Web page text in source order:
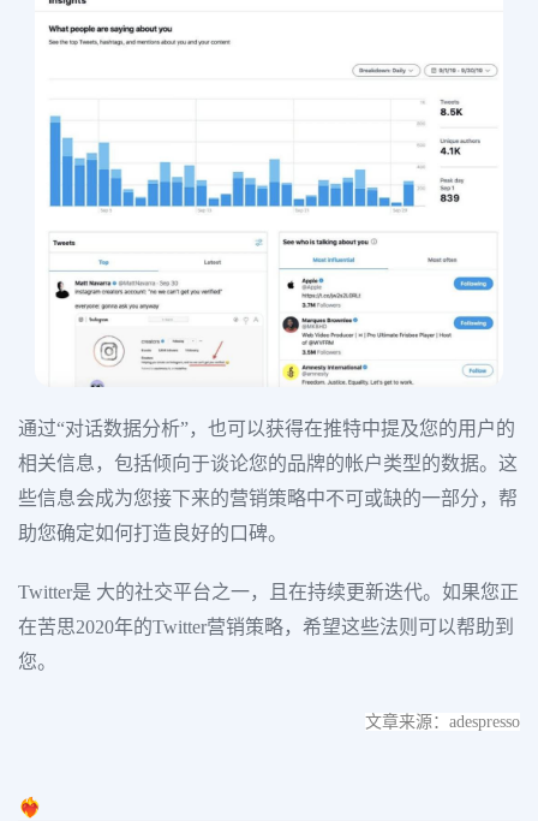
通过“对话数据分析”，也可以获得在推特中提及您的用户的
相关信息，包括倾向于谈论您的品牌的帐户类型的数据。这
些信息会成为您接下来的营销策略中不可或缺的一部分，帮
助您确定如何打造良好的口碑。
Twitter是 大的社交平台之一，且在持续更新迭代。如果您正
在苦思2020年的Twitter营销策略，希望这些法则可以帮助到
您。
文章来源：adespresso
❤️‍🔥